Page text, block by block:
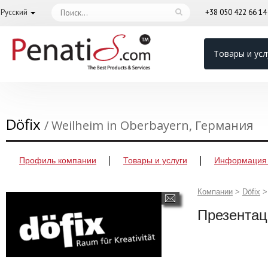
Русский +38 050 422 66 14
Товары и
Döfix / Weilheim in Oberbayern, Германия
Профиль компании Товары и услуги Информация
Компании > Döfix >